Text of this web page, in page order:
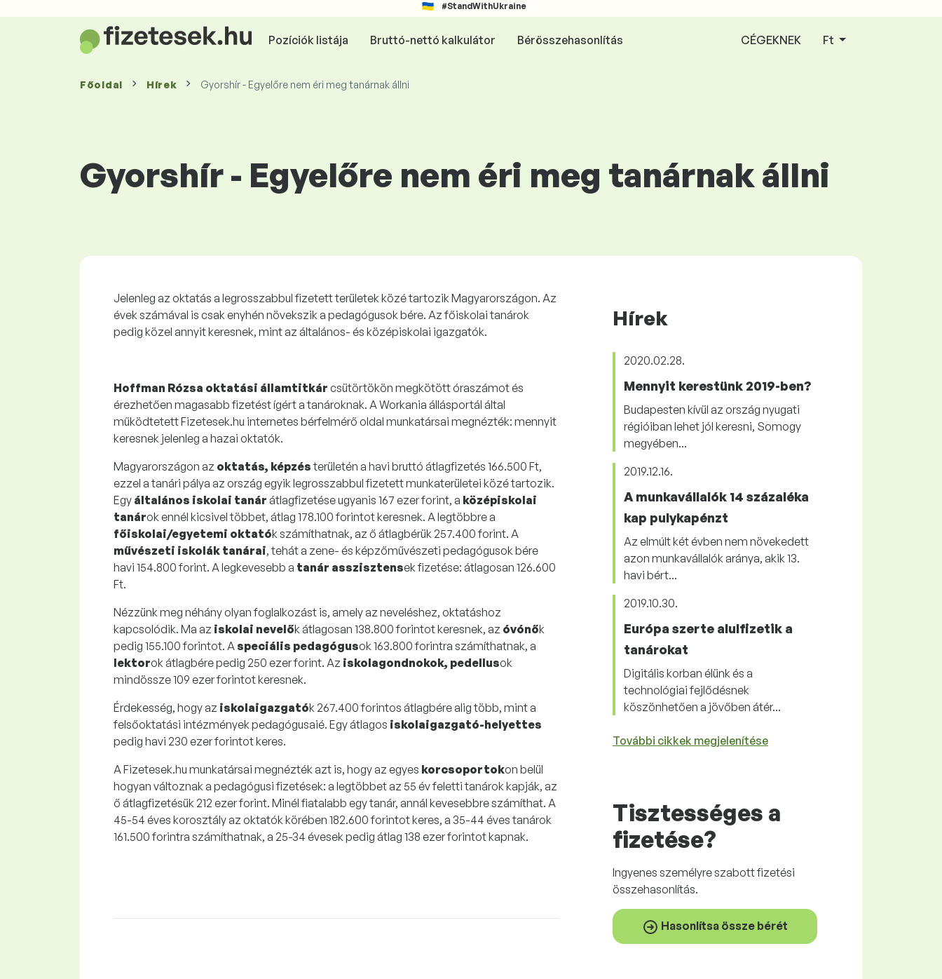
#StandWithUkraine
Pozíciók listája Bruttó-nettó kalkulátor Bérösszehasonlítás CÉGEKNEK Ft
Főoldal Hírek Gyorshír - Egyelőre nem éri meg tanárnak állni
Gyorshír - Egyelőre nem éri meg tanárnak állni
Jelenleg az oktatás a legrosszabbul fizetett területek közé tartozik Magyarországon. Az
évek számával is csak enyhén növekszik a pedagógusok bére. Az főiskolai tanárok
pedig közel annyit keresnek, mint az általános- és középiskolai igazgatók.
Hoffman Rózsa oktatási államtitkár csütörtökön megkötött óraszámot és
érezhetően magasabb fizetést ígért a tanároknak. A Workania állásportál által
működtetett Fizetesek.hu internetes bérfelmérő oldal munkatársai megnézték: mennyit
keresnek jelenleg a hazai oktatók.
Magyarországon az oktatás, képzésterületén a havi bruttó átlagfizetés 166.500 Ft,
ezzel a tanári pálya az ország egyik legrosszabbul fizetett munkaterületei közé tartozik.
Egy általános iskolai tanár átlagfizetése ugyanis 167 ezer forint, a középiskolai
tanárok ennél kicsivel többet, átlag 178.100 forintot keresnek. A legtöbbre a
főiskolai/egyetemi oktatók számíthatnak, az ő átlagbérük 257.400 forint. A
művészeti iskolák tanárai, tehát a zene- és képzőművészeti pedagógusok bére
havi 154.800 forint. A legkevesebb a tanár asszisztensek fizetése: átlagosan 126.600
Ft.
Nézzünk meg néhány olyan foglalkozást is, amely az neveléshez, oktatáshoz
kapcsolódik. Ma az iskolai nevelők átlagosan 138.800 forintot keresnek, az óvónők
pedig 155.100 forintot. Aspeciális pedagógusok 163.800 forintra számíthatnak, a
lektorok átlagbére pedig 250 ezer forint. Az iskolagondnokok, pedellusok
mindössze 109 ezer forintot keresnek.
Érdekesség, hogy az iskolaigazgatók 267.400 forintos átlagbére alig több, mint a
felsőoktatási intézmények pedagógusaié. Egy átlagos iskolaigazgató-helyettes
pedig havi 230 ezer forintot keres.
A Fizetesek.hu munkatársai megnézték azt is, hogy az egyes korcsoportokon belül
hogyan változnak a pedagógusi fizetések: a legtöbbet az 55 év feletti tanárok kapják, az
ő átlagfizetésük 212 ezer forint. Minél fiatalabb egy tanár, annál kevesebbre számíthat. A
45-54 éves korosztály az oktatók körében 182.600 forintot keres, a 35-44 éves tanárok
161.500 forintra számíthatnak, a 25-34 évesek pedig átlag 138 ezer forintot kapnak.
Hírek
2020.02.28.
Mennyit kerestünk 2019-ben?
Budapesten kívül az ország nyugati
régióiban lehet jól keresni, Somogy
megyében...
2019.12.16.
A munkavállalók 14 százaléka
kap pulykapénzt
Az elmúlt két évben nem növekedett
azon munkavállalók aránya, akik 13.
havi bért...
2019.10.30.
Európa szerte alulfizetik a
tanárokat
Digitális korban élünk és a
technológiai fejlődésnek
köszönhetően a jövőben átér...
További cikkek megjelenítése
Tisztességes a
fizetése?
Ingyenes személyre szabott fizetési
összehasonlítás.
Hasonlítsa össze bérét